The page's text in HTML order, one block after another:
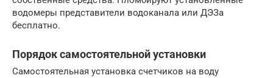
водомеры представители водоканала или ДЭЗа
бесплатно.
Порядок самостоятельной установки
Самостоятельная установка счетчиков на воду